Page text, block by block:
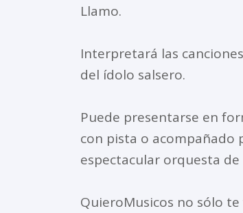
Llamo.
Interpretará las
del ídolo salsero.
Puede presentarse en
con pista o acompañado
espectacular orquesta de
QuieroMusicos no sólo